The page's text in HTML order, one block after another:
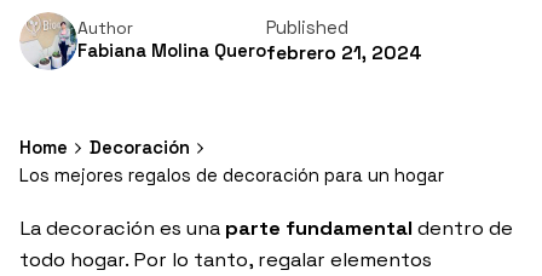
Author
Fabiana Molina Quero
Published
febrero 21, 2024
Home
Decoración
Los mejores regalos de decoración para un hogar
La decoración es una parte fundamental dentro de
todo hogar. Por lo tanto, regalar elementos